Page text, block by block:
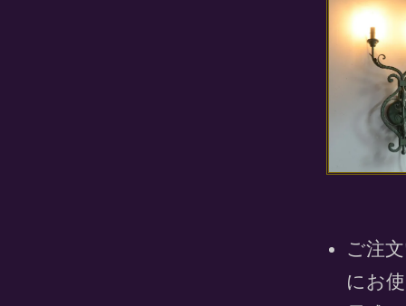
ご注
にお